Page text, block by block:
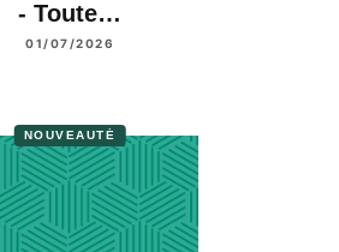
- Toute…
01/07/2026
NOUVEAUTÉ